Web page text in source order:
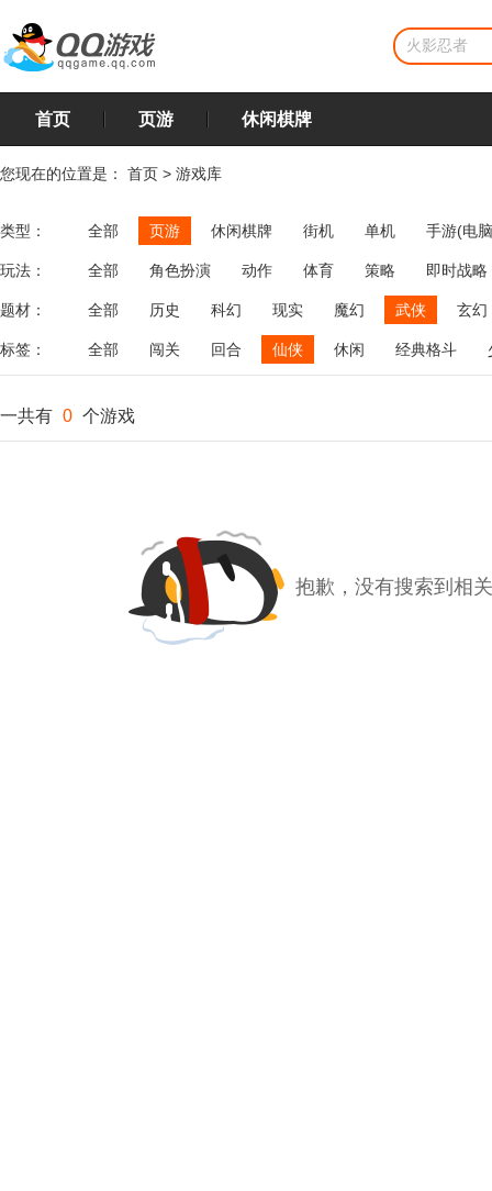
首页 页游 休闲棋牌
您现在的位置是： 首页 > 游戏库
类型： 全部 页游 休闲棋牌 街机 单机 手游(电
玩法： 全部 角色扮演 动作 体育 策略
即时战略
飞行
恋爱 第三人称射击 棋类 牌类 麻将
题材： 全部 历史 科幻 现实 魔幻 武侠 玄幻
标签： 全部 闯关 回合 仙侠 休闲 经典格斗
一共有 0 个游戏
抱歉，没有搜索到相